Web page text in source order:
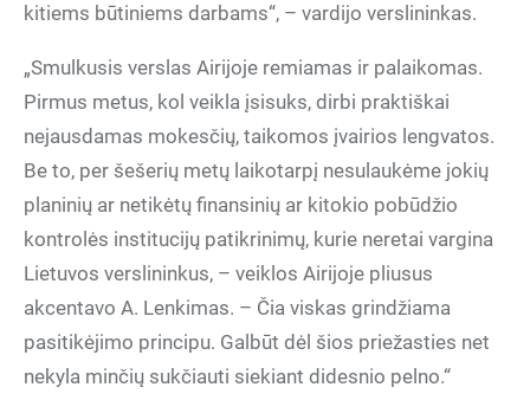
kitiems būtiniems darbams“, – vardijo verslininkas.
„Smulkusis verslas Airijoje remiamas ir palaikomas.
Pirmus metus, kol veikla įsisuks, dirbi praktiškai
nejausdamas mokesčių, taikomos įvairios lengvatos.
Be to, per šešerių metų laikotarpį nesulaukėme jokių
planinių ar netikėtų finansinių ar kitokio pobūdžio
kontrolės institucijų patikrinimų, kurie neretai vargina
Lietuvos verslininkus, – veiklos Airijoje pliusus
akcentavo A. Lenkimas. – Čia viskas grindžiama
pasitikėjimo principu. Galbūt dėl šios priežasties net
nekyla minčių sukčiauti siekiant didesnio pelno.“